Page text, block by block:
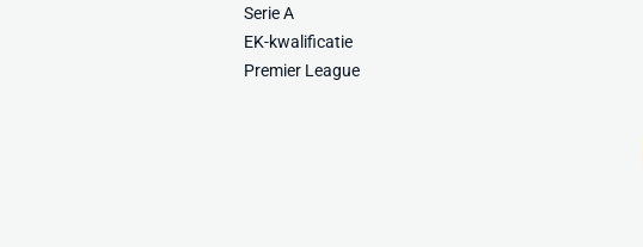
Serie A
EK-kwalificatie
Premier League